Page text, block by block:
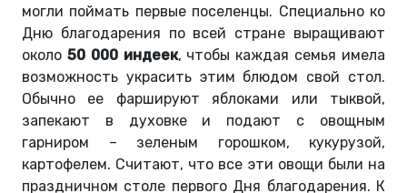
могли поймать первые поселенцы. Специально ко
Дню благодарения по всей стране выращивают
около 50 000 индеек, чтобы каждая семья имела
возможность украсить этим блюдом свой стол.
Обычно ее фаршируют яблоками или тыквой,
запекают в духовке и подают с овощным
гарниром – зеленым горошком, кукурузой,
картофелем. Считают, что все эти овощи были на
праздничном столе первого Дня благодарения. К